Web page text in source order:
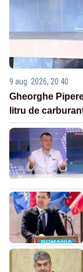
9 aug. 2026, 20:40
Gheorghe
litru de